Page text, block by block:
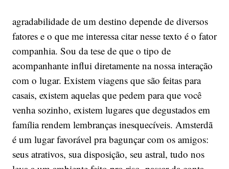
agradabilidade de um destino depende de diversos
fatores e o que me interessa citar nesse texto é o fator
companhia. Sou da tese de que o tipo de
acompanhante influi diretamente na nossa interação
com o lugar. Existem viagens que são feitas para
casais, existem aquelas que pedem para que você
venha sozinho, existem lugares que degustados em
família rendem lembranças inesquecíveis. Amsterdã
é um lugar favorável pra bagunçar com os amigos:
seus atrativos, sua disposição, seu astral, tudo nos